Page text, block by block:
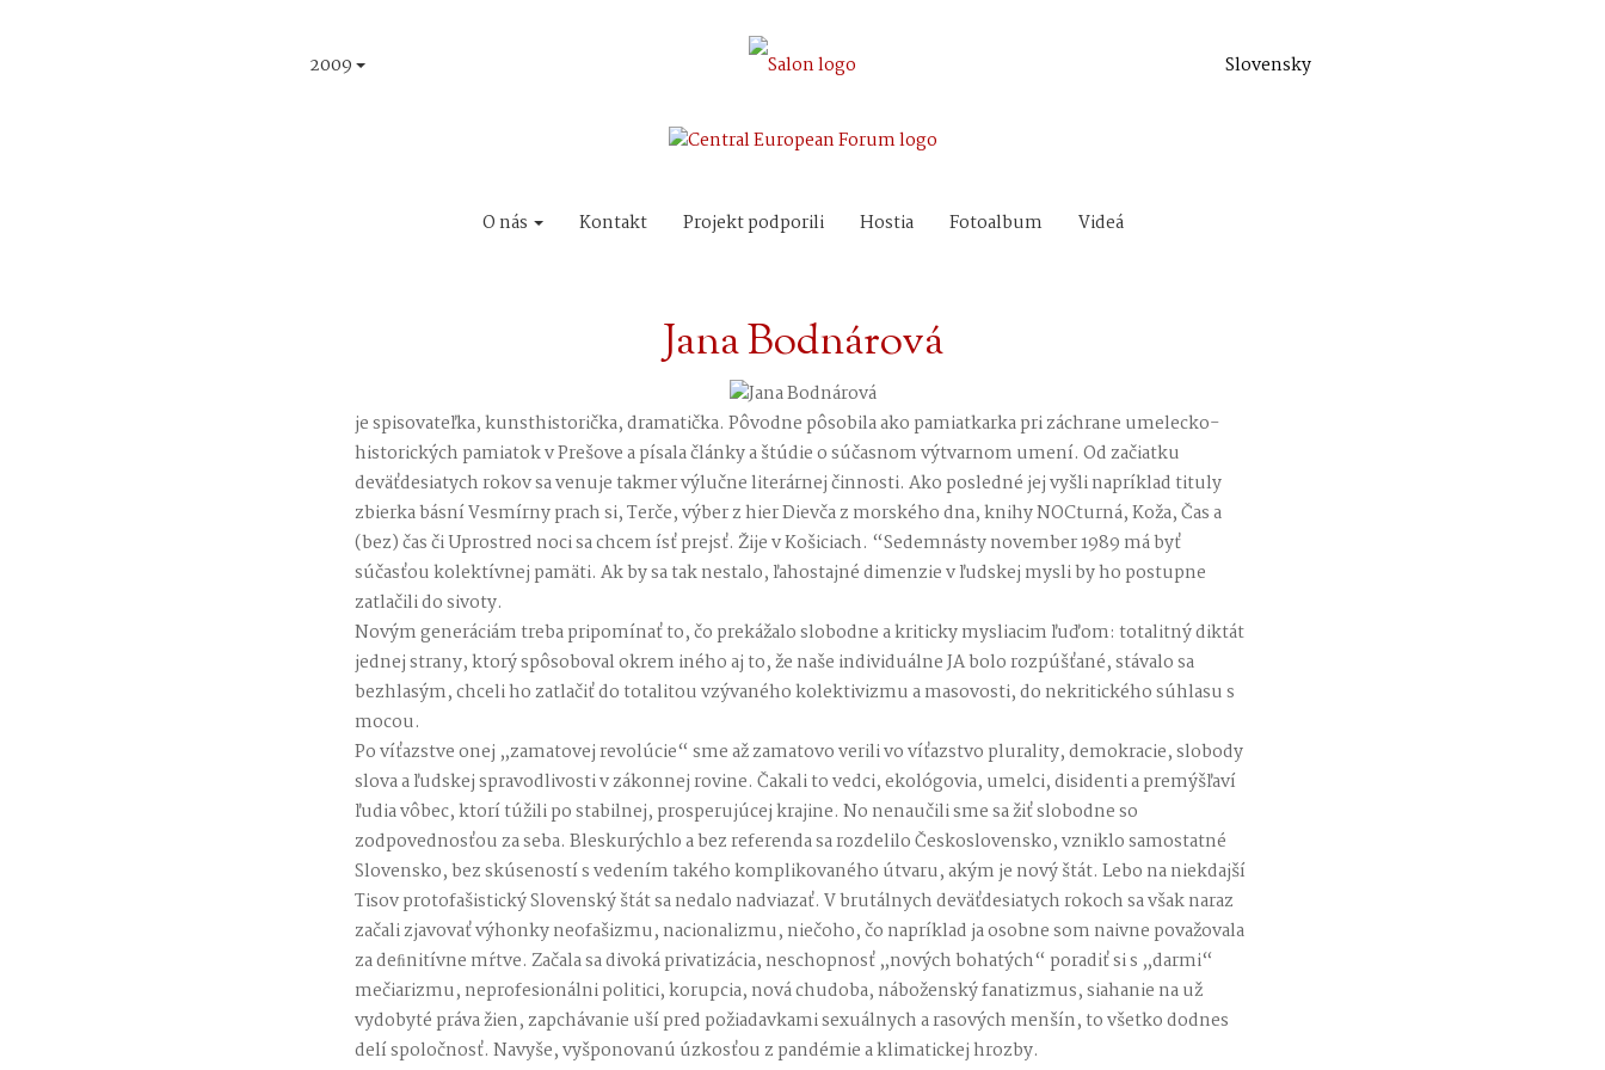
2009 Slovensky
O nás Kontakt Projekt podporili Hostia Fotoalbum Videá
Jana Bodnárová
je spisovateľka, kunsthistorička, dramatička. Pôvodne pôsobila ako pamiatkarka pri záchrane umelecko-
historických pamiatok v Prešove a písala články a štúdie o súčasnom výtvarnom umení. Od začiatku
deväťdesiatych rokov sa venuje takmer výlučne literárnej činnosti. Ako posledné jej vyšli napríklad tituly
zbierka básní Vesmírny prach si, Terče, výber z hier Dievča z morského dna, knihy NOCturná, Koža, Čas a
(bez) čas či Uprostred noci sa chcem ísť prejsť. Žije v Košiciach. “Sedemnásty november 1989 má byť
súčasťou kolektívnej pamäti. Ak by sa tak nestalo, ľahostajné dimenzie v ľudskej mysli by ho postupne
zatlačili do sivoty.
Novým generáciám treba pripomínať to, čo prekážalo slobodne a kriticky mysliacim ľuďom: totalitný diktát
jednej strany, ktorý spôsoboval okrem iného aj to, že naše individuálne JA bolo rozpúšťané, stávalo sa
bezhlasým, chceli ho zatlačiť do totalitou vzývaného kolektivizmu a masovosti, do nekritického súhlasu s
mocou.
Po víťazstve onej „zamatovej revolúcie“ sme až zamatovo verili vo víťazstvo plurality, demokracie, slobody
slova a ľudskej spravodlivosti v zákonnej rovine. Čakali to vedci, ekológovia, umelci, disidenti a premýšľaví
ľudia vôbec, ktorí túžili po stabilnej, prosperujúcej krajine. No nenaučili sme sa žiť slobodne so
zodpovednosťou za seba. Bleskurýchlo a bez referenda sa rozdelilo Československo, vzniklo samostatné
Slovensko, bez skúseností s vedením takého komplikovaného útvaru, akým je nový štát. Lebo na niekdajší
Tisov protofašistický Slovenský štát sa nedalo nadviazať. V brutálnych deväťdesiatych rokoch sa však naraz
začali zjavovať výhonky neofašizmu, nacionalizmu, niečoho, čo napríklad ja osobne som naivne považovala
za deﬁnitívne mŕtve. Začala sa divoká privatizácia, neschopnosť „nových bohatých“ poradiť si s „darmi“
mečiarizmu, neprofesionálni politici, korupcia, nová chudoba, náboženský fanatizmus, siahanie na už
vydobyté práva žien, zapchávanie uší pred požiadavkami sexuálnych a rasových menšín, to všetko dodnes
delí spoločnosť. Navyše, vyšponovanú úzkosťou z pandémie a klimatickej hrozby.